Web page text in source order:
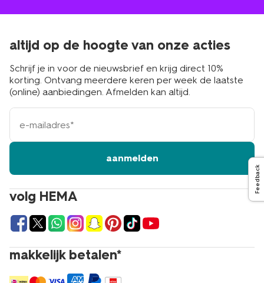
volg HEMA
makkelijk betalen*
altijd op de hoogte van onze acties
Schrijf je in voor de nieuwsbrief en krijg direct 10%
korting. Ontvang meerdere keren per week de laatste
(online) aanbiedingen. Afmelden kan altijd.
e-
mailadres
aanmelden
Feedback